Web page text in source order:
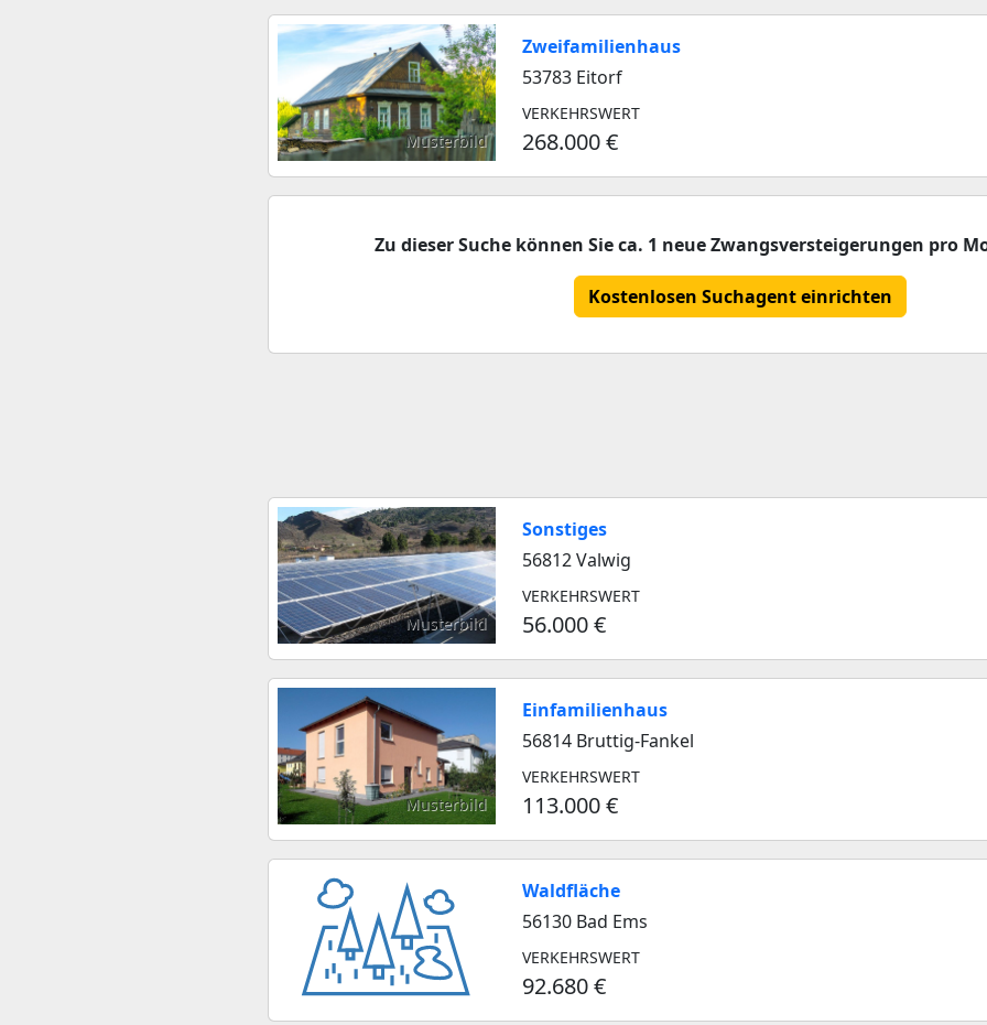
Musterbild
Zweifamilienhaus
53783 Eitorf
VERKEHRSWERT
268.000 €
Zu dieser Suche können Sie ca. 1 neue Zwangsversteigerungen pro
Kostenlosen Suchagent einrichten
Musterbild
Sonstiges
56812 Valwig
VERKEHRSWERT
56.000 €
Musterbild
Einfamilienhaus
56814 Bruttig-Fankel
VERKEHRSWERT
113.000 €
Waldfläche
56130 Bad Ems
VERKEHRSWERT
92.680 €